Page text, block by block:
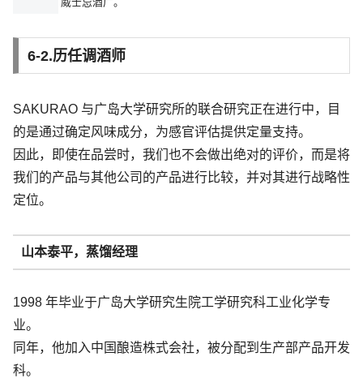
6-2.历任调酒师
SAKURAO 与广岛大学研究所的联合研究正在进行中，目
的是通过确定风味成分，为感官评估提供定量支持。
因此，即使在品尝时，我们也不会做出绝对的评价，而是将
我们的产品与其他公司的产品进行比较，并对其进行战略性
定位。
山本泰平，蒸馏经理
1998 年毕业于广岛大学研究生院工学研究科工业化学专
业。
同年，他加入中国酿造株式会社，被分配到生产部产品开发
科。